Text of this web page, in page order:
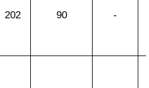
202 90 -